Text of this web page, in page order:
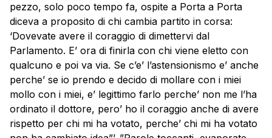
pezzo, solo poco tempo fa, ospite a Porta a Porta
diceva a proposito di chi cambia partito in corsa:
‘Dovevate avere il coraggio di dimettervi dal
Parlamento. E’ ora di finirla con chi viene eletto con
qualcuno e poi va via. Se c’e’ l’astensionismo e’ anche
perche’ se io prendo e decido di mollare con i miei
mollo con i miei, e’ legittimo farlo perche’ non me l’ha
ordinato il dottore, pero’ ho il coraggio anche di avere
rispetto per chi mi ha votato, perche’ chi mi ha votato